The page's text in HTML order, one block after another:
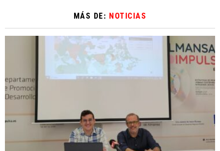
MÁS DE: NOTICIAS